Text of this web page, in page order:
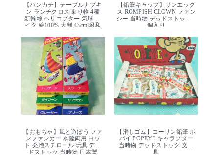
【ハンカチ】テーブルナプキ
ン ランチクロス 乗り物 4種
新幹線 ヘリコプター 気球 バ
イク 綿100% 大判 43cm 昭和
【鉛筆キャップ】サンエック
ス ROMPISH CLOWN ファン
シー 当時物 デッドストック 5
個入り
【おもちゃ】風と遊ぼう ファ
ンファンカー 水陸両用 ヨッ
ト 発泡スチロール 玩具 デッ
ドストック 当時物 日本製
【消しゴム】コーリン鉛筆 ポ
パイ POPEYE キャラクター
当時物 デッドストック 文房
具